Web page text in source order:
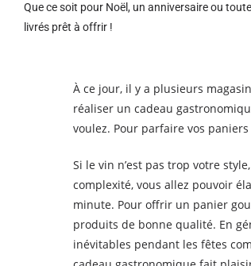
Que ce soit pour Noël, un anniversaire ou
livrés prêt à offrir !
À ce jour, il y a plusieurs
réaliser un cadeau
voulez. Pour parfaire vos
Si le vin n’est pas trop votre
complexité, vous allez pouvoir
minute. Pour offrir un panier
produits de bonne qualité. En
inévitables pendant les fêtes